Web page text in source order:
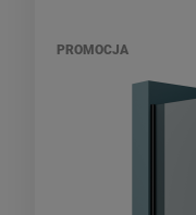
PROMOCJA